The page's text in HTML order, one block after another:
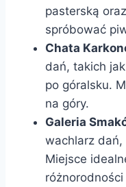
pasterską
spróbować
Chata
dań, takich
po góralsku.
na góry.
Galeria
wachlarz
Miejsce